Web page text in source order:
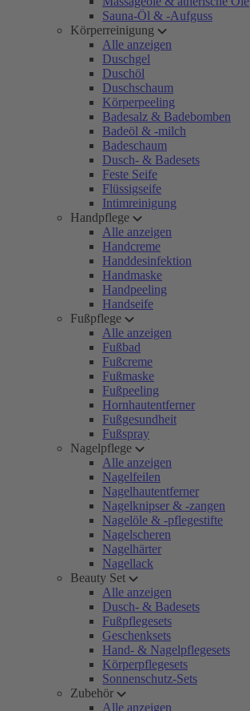
Sauna-Öl & -Aufguss
Körperreinigung
Alle anzeigen
Duschgel
Duschöl
Duschschaum
Körperpeeling
Badesalz & Badebomben
Badeöl & -milch
Badeschaum
Dusch- & Badesets
Feste Seife
Flüssigseife
Intimreinigung
Handpflege
Alle anzeigen
Handcreme
Handdesinfektion
Handmaske
Handpeeling
Handseife
Fußpflege
Alle anzeigen
Fußbad
Fußcreme
Fußmaske
Fußpeeling
Hornhautentferner
Fußgesundheit
Fußspray
Nagelpflege
Alle anzeigen
Nagelfeilen
Nagelhautentferner
Nagelknipser & -zangen
Nagelöle & -pflegestifte
Nagelscheren
Nagelhärter
Nagellack
Beauty Set
Alle anzeigen
Dusch- & Badesets
Fußpflegesets
Geschenksets
Hand- & Nagelpflegesets
Körperpflegesets
Sonnenschutz-Sets
Zubehör
Alle anzeigen